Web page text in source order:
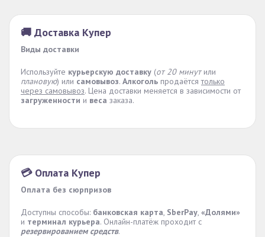
🚚 Доставка Купер
Виды доставки
Используйте курьерскую доставку (от 20 минутили
плановую) или самовывоз. Алкоголь продаётсятолько
через самовывоз. Цена доставки меняется в зависимости от
загруженности и веса заказа.
💳 Оплата Купер
Оплата без сюрпризов
Доступны способы: банковская карта, SberPay, «Долями»
и терминал курьера. Онлайн-платёж проходит с
резервированием средств.